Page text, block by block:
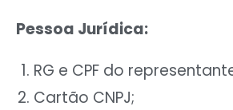
Pessoa Jurídica:
RG e CPF do
Cartão CNPJ;